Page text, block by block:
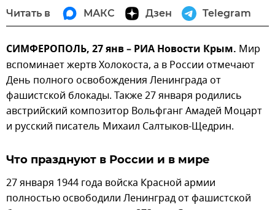
Читать в МАКС Дзен Telegram
СИМФЕРОПОЛЬ, 27 янв – РИА Новости Крым. Мир
вспоминает жертв Холокоста, а в России отмечают
День полного освобождения Ленинграда от
фашистской блокады. Также 27 января родились
австрийский композитор Вольфганг Амадей Моцарт
и русский писатель Михаил Салтыков-Щедрин.
Что празднуют в России и в мире
27 января 1944 года войска Красной армии
полностью освободили Ленинград от фашистской